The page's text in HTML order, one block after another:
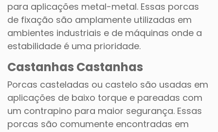
para aplicações metal-metal. Essas porcas
de fixação são amplamente utilizadas em
ambientes industriais e de máquinas onde a
estabilidade é uma prioridade.
Castanhas Castanhas
Porcas casteladas ou castelo são usadas em
aplicações de baixo torque e pareadas com
um contrapino para maior segurança. Essas
porcas são comumente encontradas em